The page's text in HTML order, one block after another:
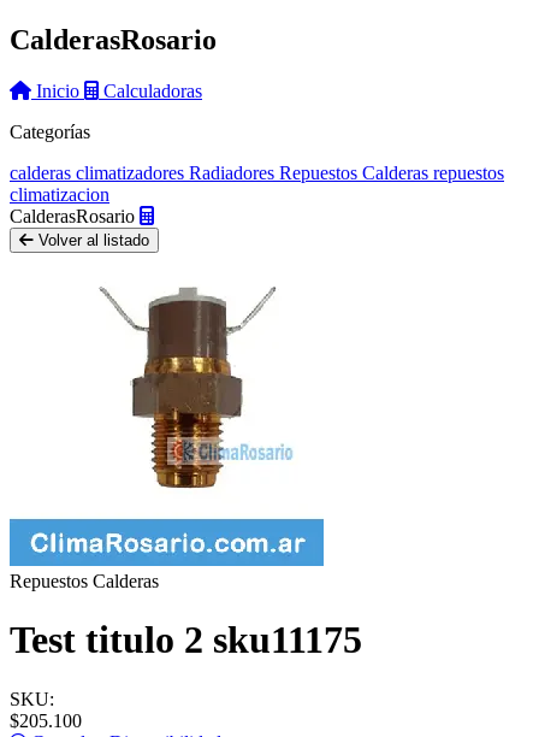
CalderasRosario
Inicio
Calculadoras
Categorías
calderas climatizadores Radiadores Repuestos Calderas repuestos
climatizacion
CalderasRosario
Volver al listado
Repuestos Calderas
Test titulo 2 sku11175
SKU:
$205.100